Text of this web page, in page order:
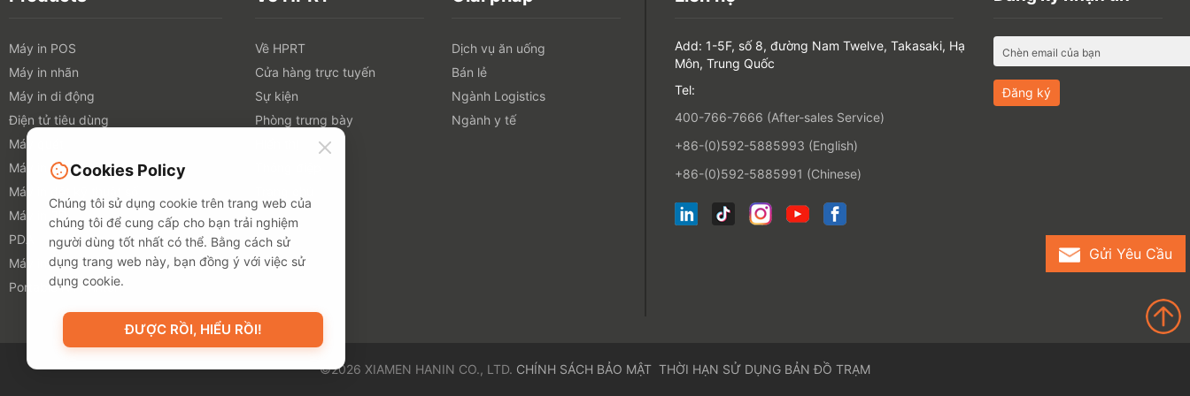
Máy in POS
Máy in nhãn
Máy in di động
Điện tử tiêu dùng
Máy quét
Máy in TTO
Máy in dệt kỹ thuật số
Máy in 3D
PDA
Máy in ảnh
Portable A4 Printer
Về HPRT
Cửa hàng trực tuyến
Sự kiện
Phòng trưng bày
Dịch vụ ăn uống
Bán lẻ
Ngành Logistics
Ngành y tế
Add: 1-5F, số 8, đường Nam Twelve, Takasaki, Hạ
Môn, Trung Quốc
Tel:
400-766-7666 (After-sales Service)
+86-(0)592-5885993 (English)
+86-(0)592-5885991 (Chinese)
©2026 XIAMEN HANIN CO., LTD. CHÍNH SÁCH BẢO MẬT THỜI HẠN SỬ DỤNG BẢN ĐỒ TRẠM
Cookies Policy
Chúng tôi sử dụng cookie trên trang web của
chúng tôi để cung cấp cho bạn trải nghiệm
người dùng tốt nhất có thể. Bằng cách sử
dụng trang web này, bạn đồng ý với việc sử
dụng cookie.
ĐƯỢC RỒI, HIỂU RỒI!
Gửi Yêu Cầu